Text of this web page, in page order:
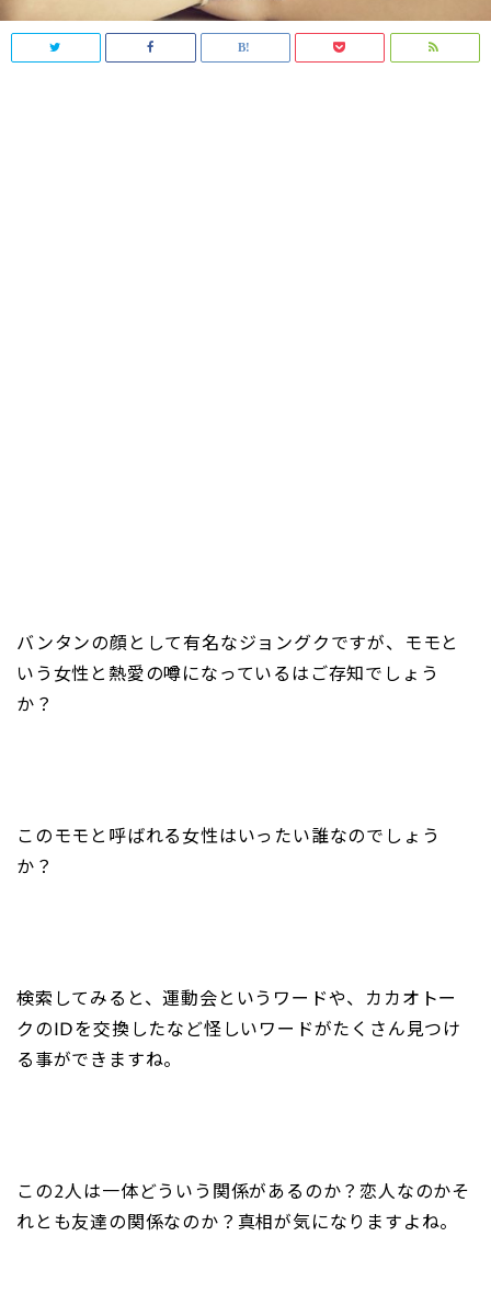
バンタンの顔として有名なジョングクですが、モモと
いう女性と熱愛の噂になっているはご存知でしょう
か？
このモモと呼ばれる女性はいったい誰なのでしょう
か？
検索してみると、運動会というワードや、カカオトー
クのIDを交換したなど怪しいワードがたくさん見つけ
る事ができますね。
この2人は一体どういう関係があるのか？恋人なのかそ
れとも友達の関係なのか？真相が気になりますよね。